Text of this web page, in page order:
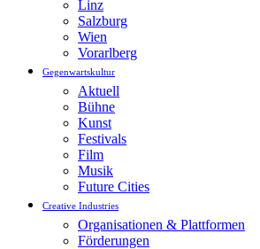
Linz
Salzburg
Wien
Vorarlberg
Gegenwartskultur
Aktuell
Bühne
Kunst
Festivals
Film
Musik
Future Cities
Creative Industries
Organisationen & Plattformen
Förderungen